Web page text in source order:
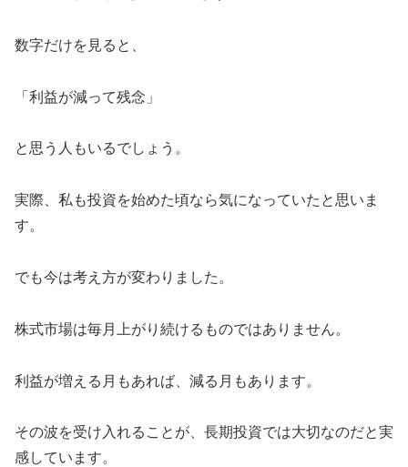
数字だけを見ると、
「利益が減って残念」
と思う人もいるでしょう。
実際、私も投資を始めた頃なら気になっていたと思いま
す。
でも今は考え方が変わりました。
株式市場は毎月上がり続けるものではありません。
利益が増える月もあれば、減る月もあります。
その波を受け入れることが、長期投資では大切なのだと実
感しています。